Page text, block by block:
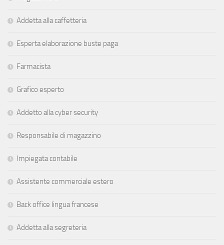
Addetta alla caffetteria
Esperta elaborazione buste paga
Farmacista
Grafico esperto
Addetto alla cyber security
Responsabile di magazzino
Impiegata contabile
Assistente commerciale estero
Back office lingua francese
Addetta alla segreteria